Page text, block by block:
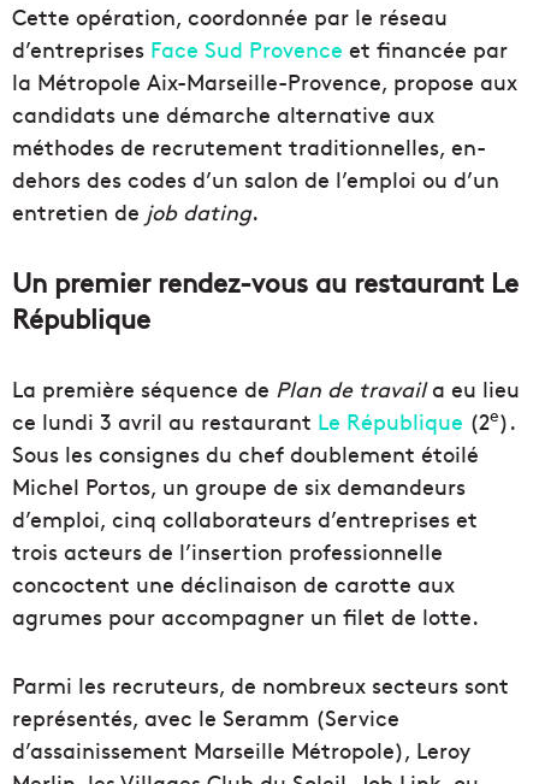
Cette opération, coordonnée par le réseau
d’entreprises Face Sud Provence et financée par
la Métropole Aix-Marseille-Provence, propose aux
candidats une démarche alternative aux
méthodes de recrutement traditionnelles, en-
dehors des codes d’un salon de l’emploi ou d’un
entretien de job dating.
Un premier rendez-vous au restaurant Le
République
La première séquence de Plan de travaila eu lieu
ce lundi 3 avril au restaurant Le République (2e).
Sous les consignes du chef doublement étoilé
Michel Portos, un groupe de six demandeurs
d’emploi, cinq collaborateurs d’entreprises et
trois acteurs de l’insertion professionnelle
concoctent une déclinaison de carotte aux
agrumes pour accompagner un filet de lotte.
Parmi les recruteurs, de nombreux secteurs sont
représentés, avec le Seramm (Service
d’assainissement Marseille Métropole), Leroy